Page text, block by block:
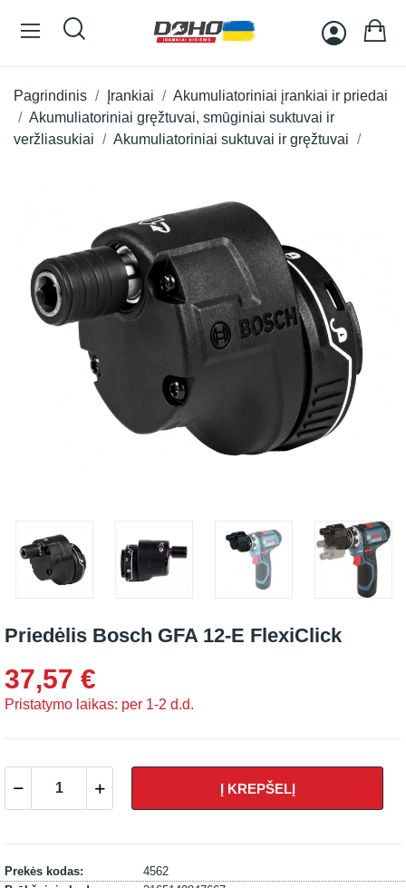
Pagrindinis Įrankiai
Akumuliatoriniai įrankiai ir priedai
Akumuliatoriniai gręžtuvai, smūginiai suktuvai ir
veržliasukiai
Akumuliatoriniai suktuvai ir gręžtuvai
Priedėlis Bosch GFA 12-E FlexiClick
37,57 €
Pristatymo laikas: per 1-2 d.d.
Į KREPŠELĮ
Prekės kodas:
4562